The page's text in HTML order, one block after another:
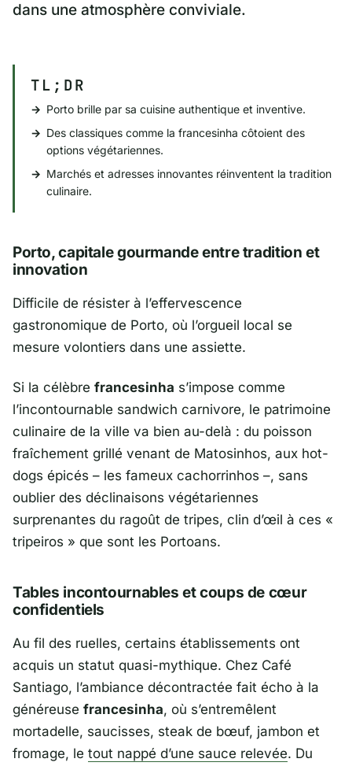
dans une atmosphère conviviale.
TL;DR
Porto brille par sa cuisine authentique et inventive.
Des classiques comme la francesinha côtoient des
options végétariennes.
Marchés et adresses innovantes réinventent la tradition
culinaire.
Porto, capitale gourmande entre tradition et
innovation
Difficile de résister à l’effervescence
gastronomique de Porto, où l’orgueil local se
mesure volontiers dans une assiette.
Si la célèbre francesinha s’impose comme
l’incontournable sandwich carnivore, le patrimoine
culinaire de la ville va bien au-delà : du poisson
fraîchement grillé venant de Matosinhos, aux hot-
dogs épicés – les fameux cachorrinhos –, sans
oublier des déclinaisons végétariennes
surprenantes du ragoût de tripes, clin d’œil à ces «
tripeiros » que sont les Portoans.
Tables incontournables et coups de cœur
confidentiels
Au fil des ruelles, certains établissements ont
acquis un statut quasi-mythique. Chez Café
Santiago, l’ambiance décontractée fait écho à la
généreuse francesinha, où s’entremêlent
mortadelle, saucisses, steak de bœuf, jambon et
fromage, le tout nappé d’une sauce relevée. Du